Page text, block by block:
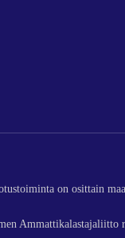
on osittain
Ammattikalastajaliitto